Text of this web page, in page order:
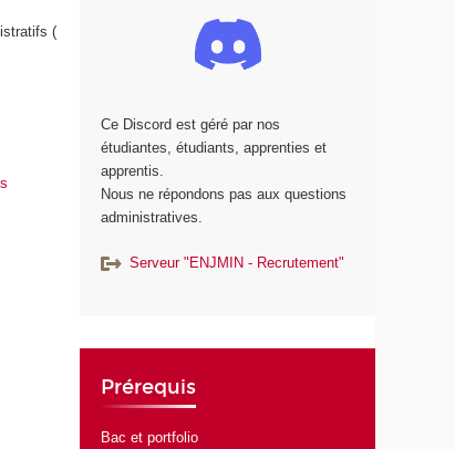
(
Ce Discord est géré par nos
étudiantes, étudiants, apprenties et
apprentis.
Nous ne répondons pas aux questions
administratives.
Serveur "ENJMIN - Recrutement"
Prérequis
Bac et portfolio